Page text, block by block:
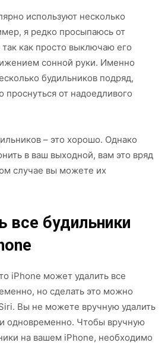
используют несколько
я редко просыпаюсь от
как просто выключаю его
сонной руки. Именно
будильников подряд,
проснуться от надоедливого
– это хорошо. Однако
в ваш выходной, вам это вряд
случае вы можете их
все будильники
iPhone может удалить все
но сделать это можно
Вы не можете вручную удалить
одновременно. Чтобы вручную
на вашем iPhone, необходимо